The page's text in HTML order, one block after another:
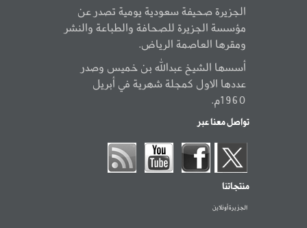
الجزيرة صحيفة سعودية يومية تصدر عن
مؤسسة الجزيرة للصحافة والطباعة والنشر
ومقرها العاصمة الرياض.
أسسها الشيخ عبدالله بن خميس وصدر
عددها الاول كمجلة شهرية في أبريل
1960م.
تواصل معنا عبر
منتجاتنا
الجزيرة أونلاين